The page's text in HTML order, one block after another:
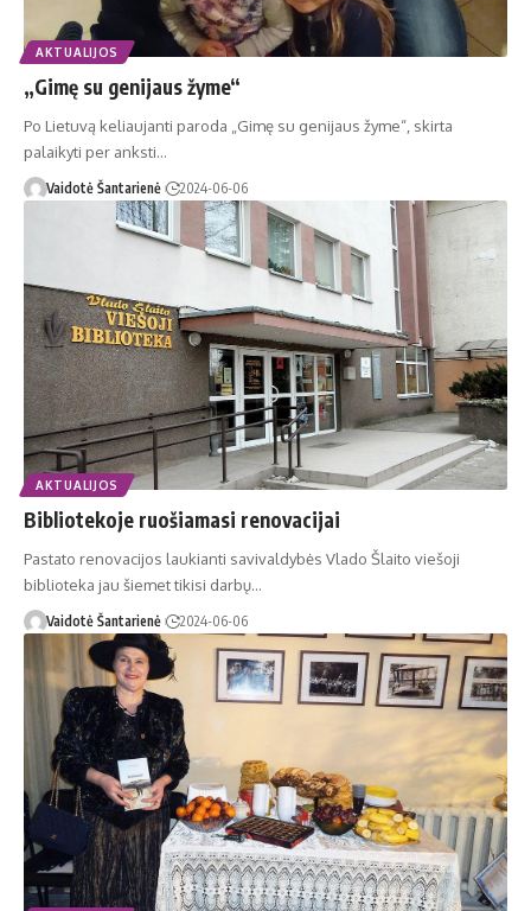
AKTUALIJOS
„Gimę su genijaus žyme“
Po Lietuvą keliaujanti paroda „Gimę su genijaus žyme“, skirta
palaikyti per anksti…
Vaidotė Šantarienė 2024-06-06
AKTUALIJOS
Bibliotekoje ruošiamasi renovacijai
Pastato renovacijos laukianti savivaldybės Vlado Šlaito viešoji
biblioteka jau šiemet tikisi darbų…
Vaidotė Šantarienė 2024-06-06